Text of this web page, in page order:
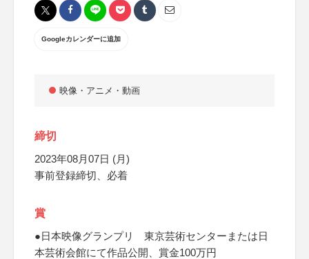
Googleカレンダーに追加
映像・アニメ・動画
締切
2023年08月07日 (月)
事前登録締切、必着
賞
●日本映像グランプリ 東京芸術センターまたは日
本芸術会館にて作品公開、賞金100万円